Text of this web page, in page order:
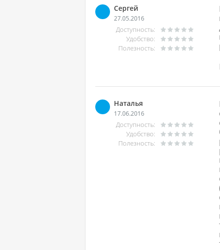
Сергей
27.05.2016
Доступность:
Удобство:
Полезность:
Наталья
17.06.2016
Доступность:
Удобство:
Полезность: